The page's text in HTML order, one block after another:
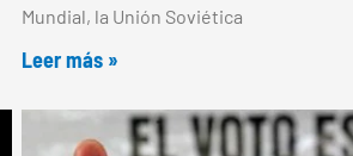
Mundial, la Unión Soviética
Leer más »